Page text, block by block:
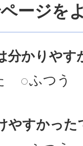
ージを
分かりやす
ふつう
やすかった